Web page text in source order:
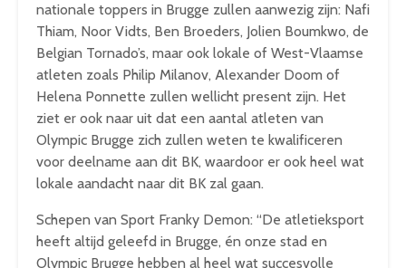
nationale toppers in Brugge zullen aanwezig zijn: Nafi
Thiam, Noor Vidts, Ben Broeders, Jolien Boumkwo, de
Belgian Tornado’s, maar ook lokale of West-Vlaamse
atleten zoals Philip Milanov, Alexander Doom of
Helena Ponnette zullen wellicht present zijn. Het
ziet er ook naar uit dat een aantal atleten van
Olympic Brugge zich zullen weten te kwalificeren
voor deelname aan dit BK, waardoor er ook heel wat
lokale aandacht naar dit BK zal gaan.
Schepen van Sport Franky Demon: “De atletieksport
heeft altijd geleefd in Brugge, én onze stad en
Olympic Brugge hebben al heel wat succesvolle